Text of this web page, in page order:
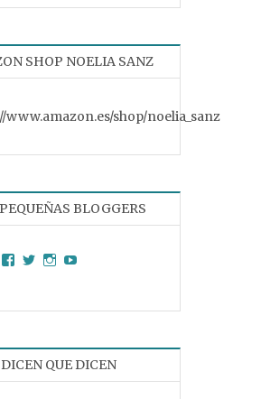
SHOP NOELIA SANZ
www.amazon.es/shop/noelia_sanz
BLOGGERS
Facebook
TwitterInstagram
DICEN QUE DICEN